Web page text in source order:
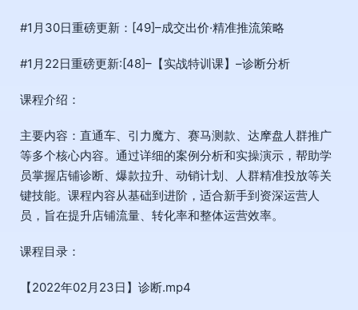
#1月30日重磅更新：[49]–成交出价·精准推流策略
#1月22日重磅更新:[48]–【实战特训课】–诊断分析
课程介绍：
主要内容：直通车、引力魔方、赛马测款、达摩盘人群推广
等多个核心内容。通过详细的案例分析和实操演示，帮助学
员掌握店铺诊断、爆款拉升、动销计划、人群精准投放等关
键技能。课程内容从基础到进阶，适合新手到资深运营人
员，旨在提升店铺流量、转化率和整体运营效率。
课程目录：
【2022年02月23日】诊断.mp4